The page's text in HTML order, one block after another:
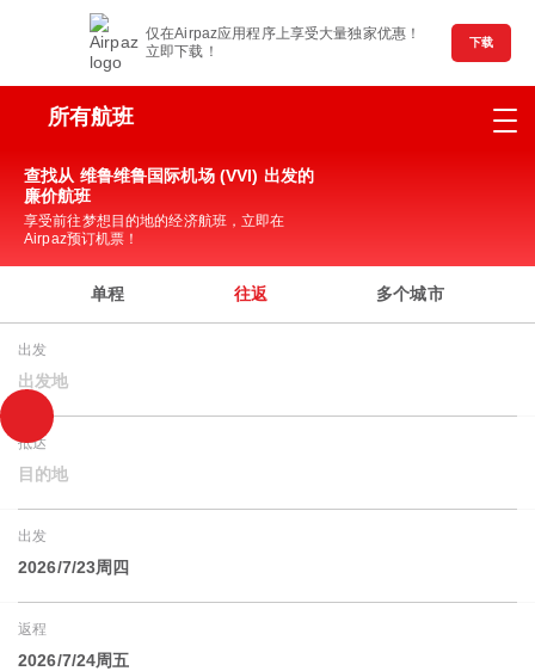
仅在Airpaz应用程序上享受大量独家优惠！
立即下载！
下载
所有航班
查找从 维鲁维鲁国际机场 (VVI) 出发的
廉价航班
享受前往梦想目的地的经济航班，立即在
Airpaz预订机票！
单程 往返 多个城市
出发
出发地
抵达
目的地
出发
2026/7/23周四
返程
2026/7/24周五